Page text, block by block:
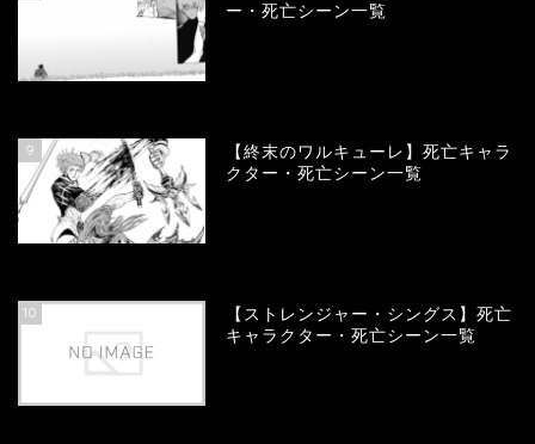
ー・死亡シーン一覧
9
【終末のワルキューレ】死亡キャラ
クター・死亡シーン一覧
10
【ストレンジャー・シングス】死亡
キャラクター・死亡シーン一覧